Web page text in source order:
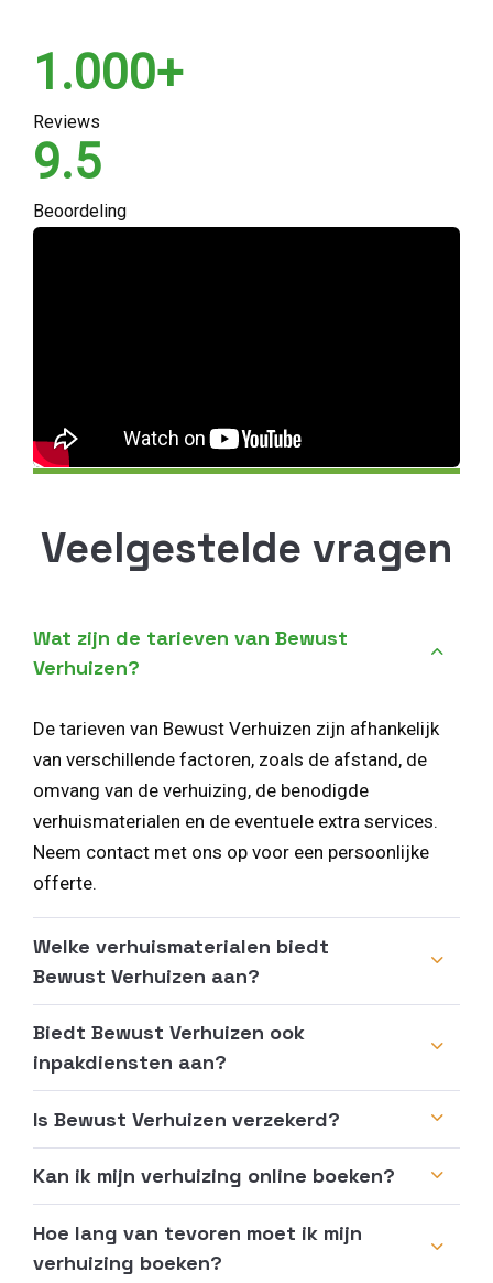
1.000+
Reviews
9.5
Beoordeling
Veelgestelde vragen
Wat zijn de tarieven van Bewust
Verhuizen?
De tarieven van Bewust Verhuizen zijn afhankelijk
van verschillende factoren, zoals de afstand, de
omvang van de verhuizing, de benodigde
verhuismaterialen en de eventuele extra services.
Neem contact met ons op voor een persoonlijke
offerte.
Welke verhuismaterialen biedt
Bewust Verhuizen aan?
Biedt Bewust Verhuizen ook
inpakdiensten aan?
Is Bewust Verhuizen verzekerd?
Kan ik mijn verhuizing online boeken?
Hoe lang van tevoren moet ik mijn
verhuizing boeken?